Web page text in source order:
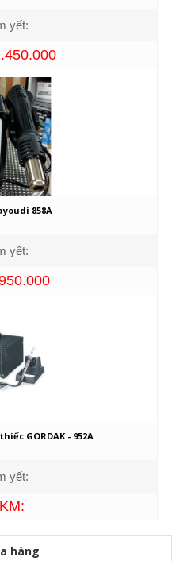
yết:
858A
yết:
GORDAK - 952A
yết:
hàng